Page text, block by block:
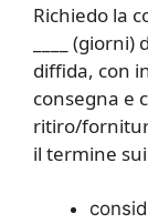
Richiedo la
____
diffida, con
consegna e
ritiro/
il termine